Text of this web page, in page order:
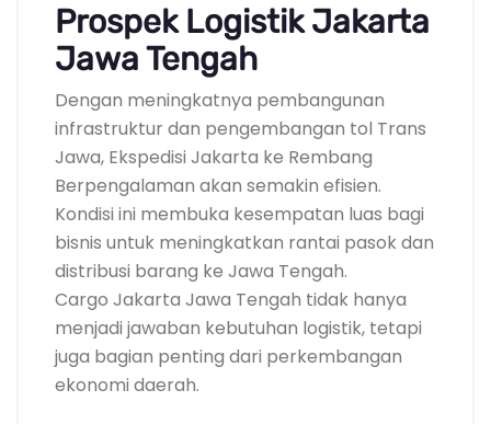
Prospek Logistik Jakarta
Jawa Tengah
Dengan meningkatnya pembangunan
infrastruktur dan pengembangan tol Trans
Jawa, Ekspedisi Jakarta ke Rembang
Berpengalaman akan semakin efisien.
Kondisi ini membuka kesempatan luas bagi
bisnis untuk meningkatkan rantai pasok dan
distribusi barang ke Jawa Tengah.
Cargo Jakarta Jawa Tengah tidak hanya
menjadi jawaban kebutuhan logistik, tetapi
juga bagian penting dari perkembangan
ekonomi daerah.